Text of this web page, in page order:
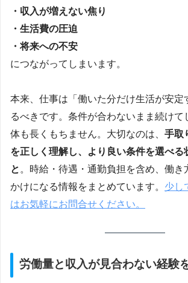
・収入が増えない焦り
・生活費の圧迫
・将来への不安
につながってしまいます。
本来、仕事は「働いた分だけ生活が安定
るべきです。条件が合わないまま続けて
体も長くもちません。大切なのは、 手取
を正しく理解し、より良い条件を選べる
と 。時給・待遇・通勤負担を含め、働き
かけになる情報をまとめています。 少し
はお気軽にお問合せください。
労働量と収入が見合わない経験